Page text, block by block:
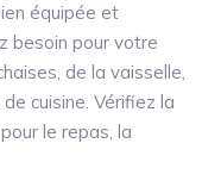
équipée et
besoin pour votre
de la vaisselle,
cuisine. Vérifiez la
le repas, la